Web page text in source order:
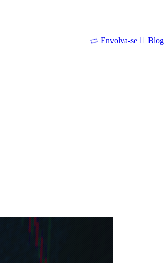
Envolva-se Blog